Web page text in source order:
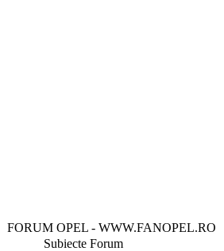
FORUM OPEL - WWW.FANOPEL.RO
Subiecte Forum